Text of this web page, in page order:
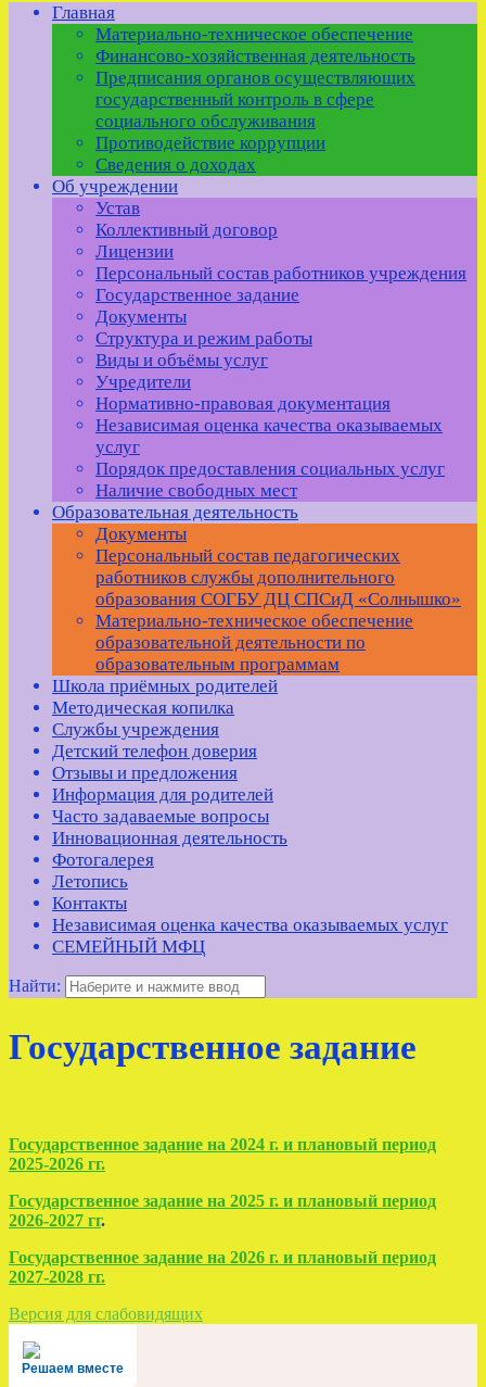
Главная
Материально-техническое обеспечение
Финансово-хозяйственная деятельность
Предписания органов осуществляющих
государственный контроль в сфере
социального обслуживания
Противодействие коррупции
Сведения о доходах
Об учреждении
Устав
Коллективный договор
Лицензии
Персональный состав работников учреждения
Государственное задание
Документы
Структура и режим работы
Виды и объёмы услуг
Учредители
Нормативно-правовая документация
Независимая оценка качества оказываемых
услуг
Порядок предоставления социальных услуг
Наличие свободных мест
Образовательная деятельность
Документы
Персональный состав педагогических
работников службы дополнительного
образования СОГБУ ДЦ СПСиД «Солнышко»
Материально-техническое обеспечение
образовательной деятельности по
образовательным программам
Школа приёмных родителей
Методическая копилка
Службы учреждения
Детский телефон доверия
Отзывы и предложения
Информация для родителей
Часто задаваемые вопросы
Инновационная деятельность
Фотогалерея
Летопись
Контакты
Независимая оценка качества оказываемых услуг
СЕМЕЙНЫЙ МФЦ
Найти:
Государственное задание
Государственное задание на 2024 г. и плановый период
2025-2026 гг.
Государственное задание на 2025 г. и плановый период
2026-2027 гг.
Государственное задание на 2026 г. и плановый период
2027-2028 гг.
Версия для слабовидящих
Решаем вместе